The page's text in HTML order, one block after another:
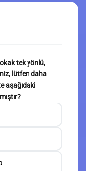
tek yönlü,
lütfen daha
aşağıdaki